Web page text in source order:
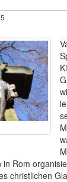
Rom
christlichen